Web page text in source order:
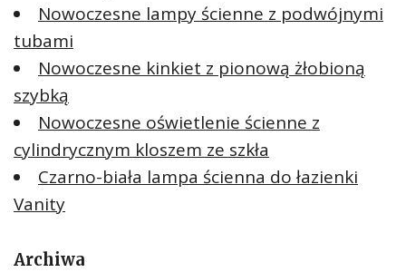
Nowoczesne lampy ścienne z podwójnymi
tubami
Nowoczesne kinkiet z pionową żłobioną
szybką
Nowoczesne oświetlenie ścienne z
cylindrycznym kloszem ze szkła
Czarno-biała lampa ścienna do łazienki
Vanity
Archiwa